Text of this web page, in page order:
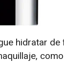
hidratar